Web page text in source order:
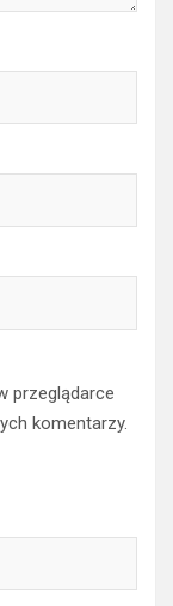
przeglądarce
komentarzy.